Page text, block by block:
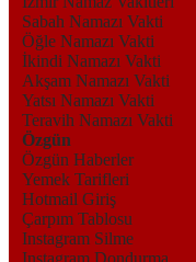
Sabah Namazı Vakti
Öğle Namazı Vakti
İkindi Namazı Vakti
Akşam Namazı Vakti
Yatsı Namazı Vakti
Teravih Namazı Vakti
Özgün
Özgün Haberler
Yemek Tarifleri
Hotmail Giriş
Çarpım Tablosu
Instagram Silme
Instagram Dondurma